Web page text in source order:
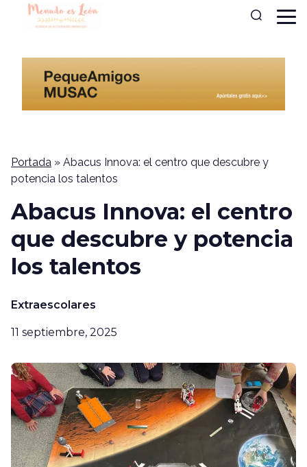
Portada » Abacus Innova: el centro que descubre y
potencia los talentos
Abacus Innova: el centro
que descubre y potencia
los talentos
Extraescolares
11 septiembre, 2025